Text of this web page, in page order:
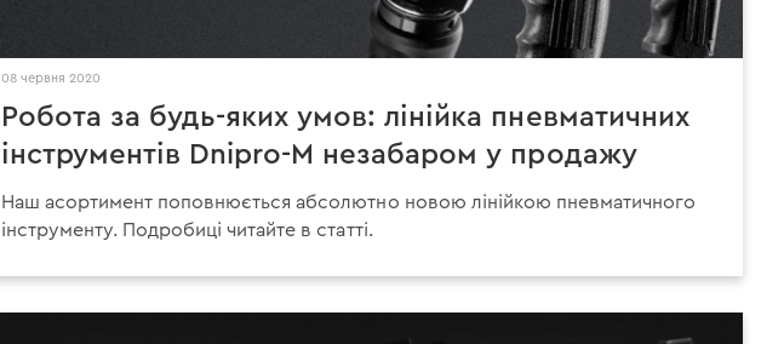
08 червня 2020
Робота за будь-яких умов: лінійка пневматичних
інструментів Dnipro-M незабаром у продажу
Наш асортимент поповнюється абсолютно новою лінійкою пневматичного
інструменту. Подробиці читайте в статті.